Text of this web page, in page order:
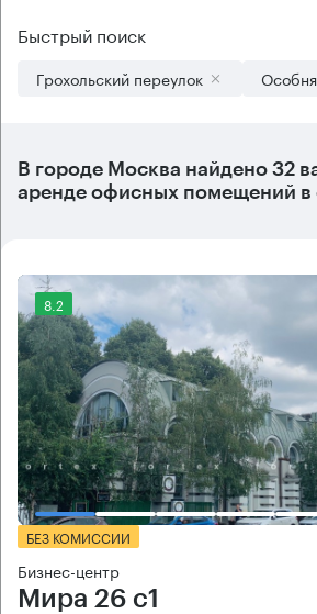
Быстрый поиск
Грохольский переулок
В городе Москва найдено 32
аренде офисных помещений в
8.2
БЕЗ КОМИССИИ
Бизнес-центр
Мира 26 с1